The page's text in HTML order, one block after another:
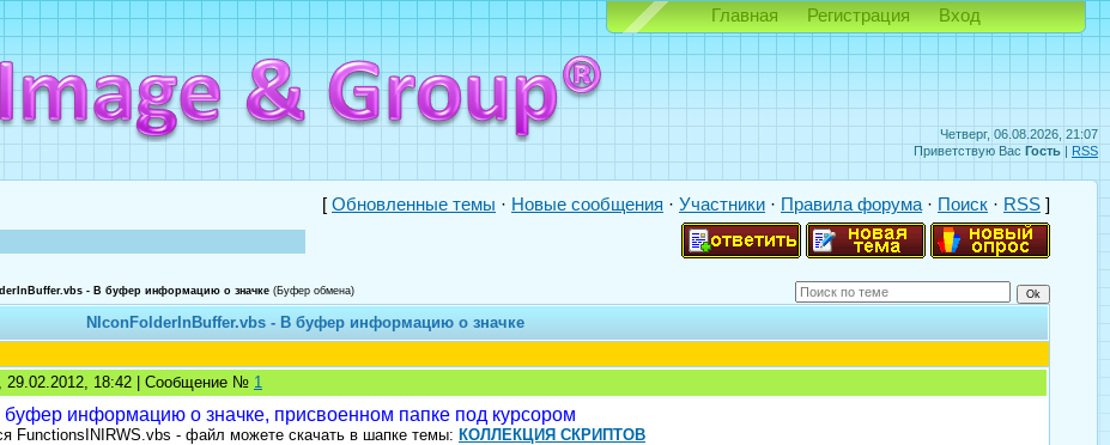
Четверг, 06.08.2026, 21:07
Приветствую Вас Гость | RSS
Главная Регистрация Вход
[ Обновленные темы · Новые сообщения · Участники · Правила форума · Поиск · RSS ]
- В буфер информацию о значке (Буфер обмена)
NIconFolderInBuffer.vbs - В буфер информацию о значке
29.02.2012, 18:42 | Сообщение № 1
буфер информацию о значке, присвоенном папке под курсором
FunctionsINIRWS.vbs - файл можете скачать в шапке темы: КОЛЛЕКЦИЯ СКРИПТОВ